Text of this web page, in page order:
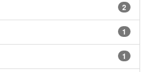
2
1
1